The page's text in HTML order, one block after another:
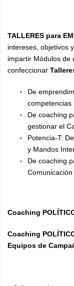
TALLERES para
intereses, objetivos
impartir Módulos de
confeccionar
De
competencias
De coaching
gestionar el
Potencia-T:
y Mandos
De coaching
Comunicación
Coaching
Coaching
Equipos de